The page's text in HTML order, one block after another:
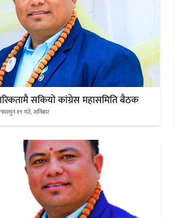
चलचित्र ‘माया भनेकै यस्तो होला’को शीर्ष
गीत सार्वजनिक
सकियो कांग्रेस महासमिति बैठक
१९ गते, शनिबार